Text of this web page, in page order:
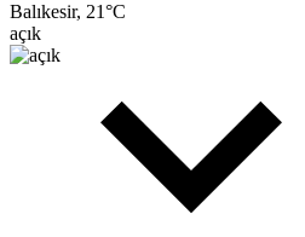
Balıkesir, 21°C
açık